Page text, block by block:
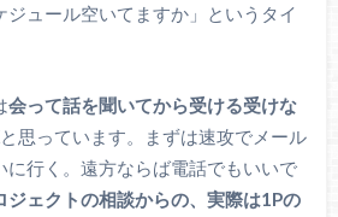
ジュール空いてますか」というタイ
会って話を聞いてから受ける受けな
と思っています。まずは速攻でメール
に行く。遠方ならば電話でもいいで
ジェクトの相談からの、実際は1Pの